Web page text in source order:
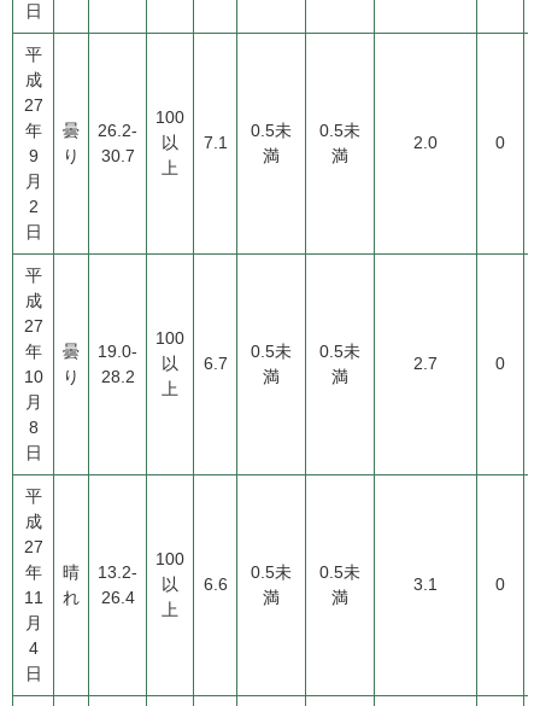
日
平
成
27
年
9
月
2
日
曇
り
26.2-
30.7
100
以
上
7.1
0.5未
満
0.5未
満
2.0 0
平
成
27
年
10
月
8
日
曇
り
19.0-
28.2
100
以
上
6.7
0.5未
満
0.5未
満
2.7 0
平
成
27
年
11
月
4
日
晴
れ
13.2-
26.4
100
以
上
6.6
0.5未
満
0.5未
満
3.1 0